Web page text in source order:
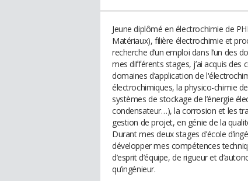
Jeune diplômé en électrochimie de
Matériaux), filière électrochimie et
recherche d’un emploi dans l’un des
mes différents stages, j’ai acquis
domaines d’application de
électrochimiques, la physico-chimie
systèmes de stockage de l’énergie
condensateur…), la corrosion et les
gestion de projet, en génie de la
Durant mes deux stages d’école
développer mes compétences
d’esprit d’équipe, de rigueur et
qu’ingénieur.